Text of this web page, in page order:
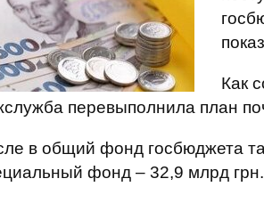
Как
перевыполнила план
в общий фонд госбюджета
фонд – 32,9 млрд грн.